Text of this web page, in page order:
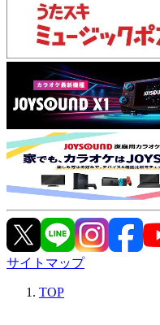
サイトマップ
TOP